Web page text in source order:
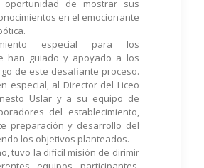
oportunidad de mostrar sus
en el emocionante
especial para los
han guiado y apoyado a los
de este desafiante proceso.
especial, al Director del Liceo
Uslar y a su equipo de
del establecimiento,
preparación y desarrollo del
los objetivos planteados.
tuvo la difícil misión de dirimir